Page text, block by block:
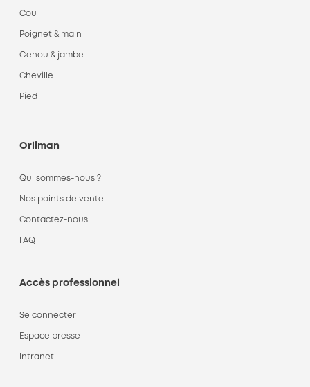
Cou
Poignet & main
Genou & jambe
Cheville
Pied
Orliman
Qui sommes-nous ?
Nos points de vente
Contactez-nous
FAQ
Accès professionnel
Se connecter
Espace presse
Intranet